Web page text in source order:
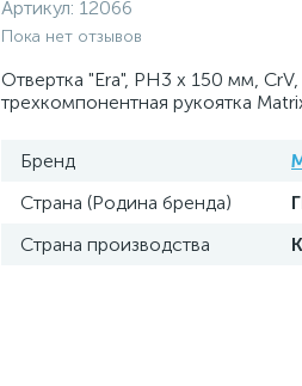
Артикул: 12066
Пока нет отзывов
Отвертка "Era", PH3 х 150 мм, CrV,
трехкомпонентная рукоятка
Бренд
Страна (Родина бренда)
Страна производства